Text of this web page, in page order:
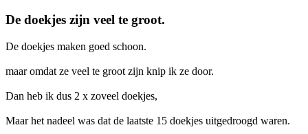
De doekjes zijn veel te groot.
De doekjes maken goed schoon.
maar omdat ze veel te groot zijn knip ik ze door.
Dan heb ik dus 2 x zoveel doekjes,
Maar het nadeel was dat de laatste 15 doekjes uitgedroogd waren.